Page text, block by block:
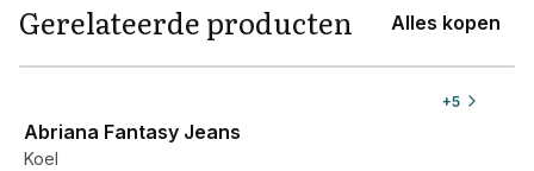
Gerelateerde producten Alles kopen
+5
Abriana Fantasy Jeans
Koel